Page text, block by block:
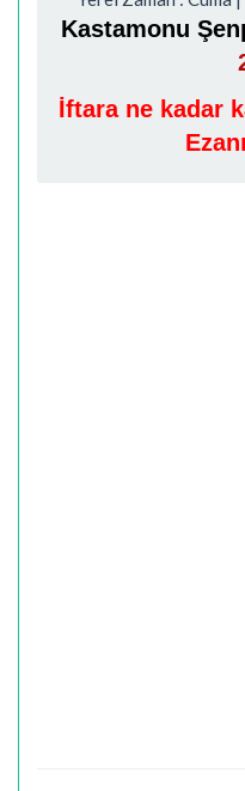
Kastamonu
İftara ne kadar